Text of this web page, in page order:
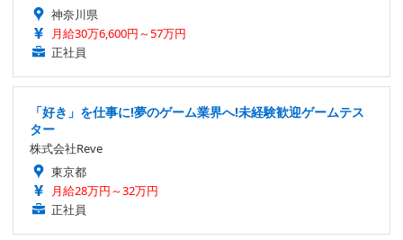
神奈川県
月給30万6,600円～57万円
正社員
「好き」を仕事に!夢のゲーム業界へ!未経験歓迎ゲームテス
ター
株式会社Reve
東京都
月給28万円～32万円
正社員